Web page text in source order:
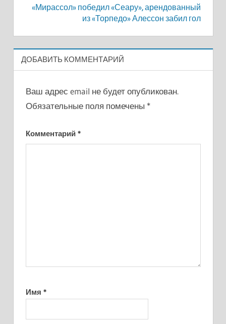
«Мирассол» победил «Сеару», арендованный
из «Торпедо» Алессон забил гол
ДОБАВИТЬ КОММЕНТАРИЙ
Ваш адрес email не будет опубликован.
Обязательные поля помечены *
Комментарий *
Имя *